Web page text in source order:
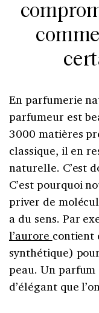
En parfumerie
parfumeur est
3000 matières
classique, il en
naturelle. C’est
C’est pourquoi
priver de
a du sens. Par
l’aurore contient
synthétique)
peau. Un
d’élégant que